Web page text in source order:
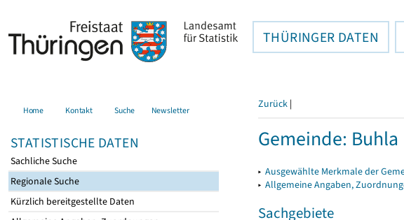
THÜRINGER DATEN
Home Kontakt Suche Newsletter
STATISTISCHE DATEN
Sachliche Suche
Regionale Suche
Kürzlich bereitgestellte Daten
Zurück |
Gemeinde: Buhla
▸ Ausgewählte Merkmale der
▸ Allgemeine Angaben,
Sachgebiete